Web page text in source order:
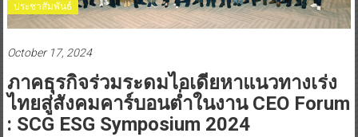
ประชาสัมพันธ์
October 17, 2024
ภาคธุรกิจร่วมระดมไอเดียหาแนวทางเร่ง
ไทยสู่สังคมคาร์บอนต่ำในงาน CEO Forum
: SCG ESG Symposium 2024